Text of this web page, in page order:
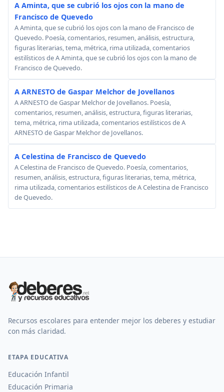
A Aminta, que se cubrió los ojos con la mano de
Francisco de Quevedo
A Aminta, que se cubrió los ojos con la mano de Francisco de
Quevedo. Poesía, comentarios, resumen, análisis, estructura,
figuras literarias, tema, métrica, rima utilizada, comentarios
estilísticos de A Aminta, que se cubrió los ojos con la mano de
Francisco de Quevedo.
A ARNESTO de Gaspar Melchor de Jovellanos
A ARNESTO de Gaspar Melchor de Jovellanos. Poesía,
comentarios, resumen, análisis, estructura, figuras literarias,
tema, métrica, rima utilizada, comentarios estilísticos de A
ARNESTO de Gaspar Melchor de Jovellanos.
A Celestina de Francisco de Quevedo
A Celestina de Francisco de Quevedo. Poesía, comentarios,
resumen, análisis, estructura, figuras literarias, tema, métrica,
rima utilizada, comentarios estilísticos de A Celestina de Francisco
de Quevedo.
Recursos escolares para entender mejor los deberes y estudiar
con más claridad.
ETAPA EDUCATIVA
Educación Infantil
Educación Primaria